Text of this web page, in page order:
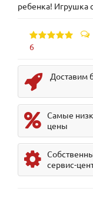
ребенка! Игрушка
6
Доставим
Самые
цены
сервис-